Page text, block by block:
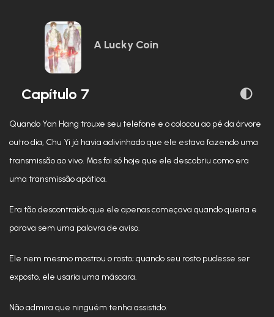
A Lucky Coin
Capítulo 7
Quando Yan Hang trouxe seu telefone e o colocou ao pé da árvore
outro dia, Chu Yi já havia adivinhado que ele estava fazendo uma
transmissão ao vivo. Mas foi só hoje que ele descobriu como era
uma transmissão apática.
Era tão descontraído que ele apenas começava quando queria e
parava sem uma palavra de aviso.
Ele nem mesmo mostrou o rosto; quando seu rosto pudesse ser
exposto, ele usaria uma máscara.
Não admira que ninguém tenha assistido.